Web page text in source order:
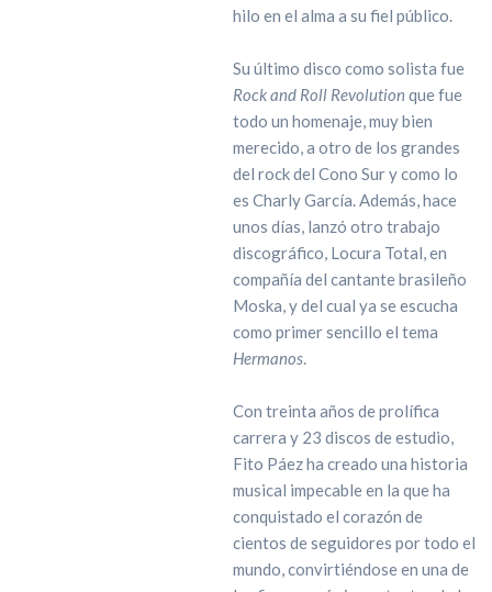
hilo en el alma a su fiel público.
Su último disco como solista fue
Rock and Roll Revolution que fue
todo un homenaje, muy bien
merecido, a otro de los grandes
del rock del Cono Sur y como lo
es Charly García. Además, hace
unos días, lanzó otro trabajo
discográfico, Locura Total, en
compañía del cantante brasileño
Moska, y del cual ya se escucha
como primer sencillo el tema
Hermanos.
Con treinta años de prolífica
carrera y 23 discos de estudio,
Fito Páez ha creado una historia
musical impecable en la que ha
conquistado el corazón de
cientos de seguidores por todo el
mundo, convirtiéndose en una de